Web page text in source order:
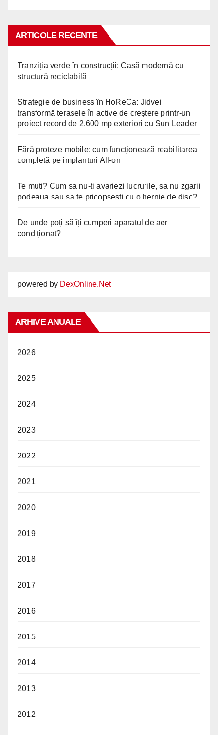
ARTICOLE RECENTE
Tranziția verde în construcții: Casă modernă cu
structură reciclabilă
Strategie de business în HoReCa: Jidvei
transformă terasele în active de creștere printr-un
proiect record de 2.600 mp exteriori cu Sun Leader
Fără proteze mobile: cum funcționează reabilitarea
completă pe implanturi All-on
Te muti? Cum sa nu-ti avariezi lucrurile, sa nu zgarii
podeaua sau sa te pricopsesti cu o hernie de disc?
De unde poți să îți cumperi aparatul de aer
condiționat?
powered by DexOnline.Net
ARHIVE ANUALE
2026
2025
2024
2023
2022
2021
2020
2019
2018
2017
2016
2015
2014
2013
2012